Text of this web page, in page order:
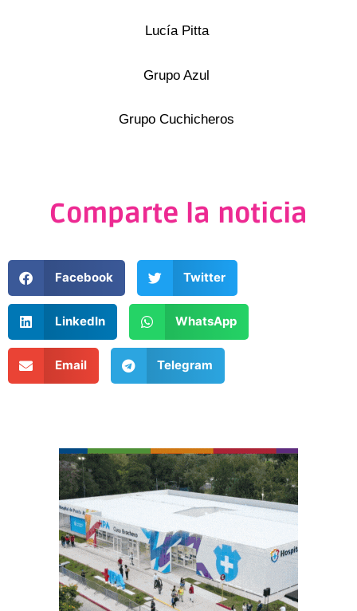
Lucía Pitta
Grupo Azul
Grupo Cuchicheros
Comparte la noticia
Facebook Twitter
LinkedIn WhatsApp
Email Telegram